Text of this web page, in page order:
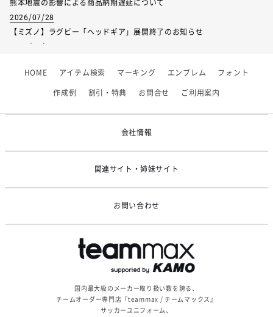
熊本地震の影響による商品納期遅延について
2026/07/28
【ミズノ】ラグビー「ヘッドギア」展開終了のお知らせ
2026/07/01
2026/06/09
【アシックス】一部商品「生地の在庫限り」廃盤のお知らせ
HOME アイテム検索 マーキング エンブレム フォント
作成例 割引・特典 お問合せ ご利用案内
会社情報
関連サイト・姉妹サイト
お問い合わせ
国内最大級のメーカー取り扱い数を誇る、
チームオーダー専門店『teammax / チームマックス』
サッカーユニフォーム、